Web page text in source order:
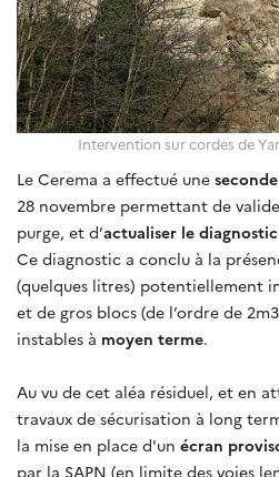
Intervention sur cordes de
Le Cerema a effectué une
28 novembre permettant de
purge, et d’actualiser le diagnostic
Ce diagnostic a conclu à la
(quelques litres) potentiellement
et de gros blocs (de l’ordre de
instables à moyen terme.
Au vu de cet aléa résiduel, et en
travaux de sécurisation à long
la mise en place d'un écran
par la SAPN (en limite des voies